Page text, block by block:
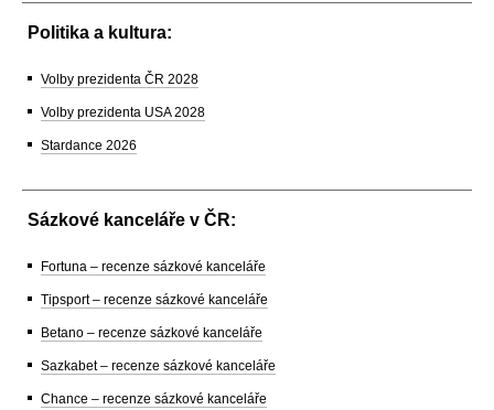
Politika a kultura:
Volby prezidenta ČR 2028
Volby prezidenta USA 2028
Stardance 2026
Sázkové kanceláře v ČR:
Fortuna – recenze sázkové kanceláře
Tipsport – recenze sázkové kanceláře
Betano – recenze sázkové kanceláře
Sazkabet – recenze sázkové kanceláře
Chance – recenze sázkové kanceláře